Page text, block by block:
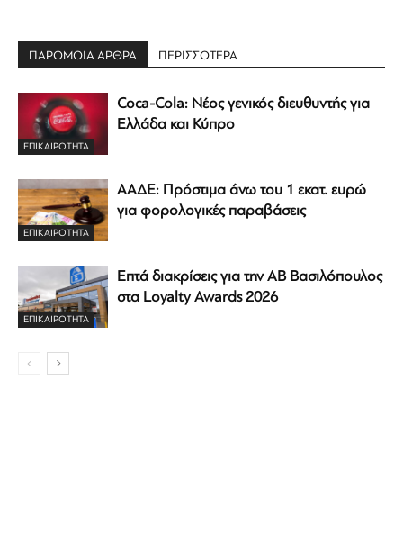
ΠΑΡΟΜΟΙΑ ΑΡΘΡΑ ΠΕΡΙΣΣΟΤΕΡΑ
ΕΠΙΚΑΙΡΟΤΗΤΑ
Coca-Cola: Νέος γενικός διευθυντής για
Ελλάδα και Κύπρο
ΕΠΙΚΑΙΡΟΤΗΤΑ
ΑΑΔΕ: Πρόστιμα άνω του 1 εκατ. ευρώ
για φορολογικές παραβάσεις
ΕΠΙΚΑΙΡΟΤΗΤΑ
Επτά διακρίσεις για την ΑΒ Βασιλόπουλος
στα Loyalty Awards 2026